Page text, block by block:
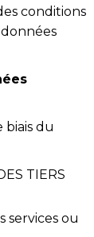
conditions
biais du
TIERS
services ou